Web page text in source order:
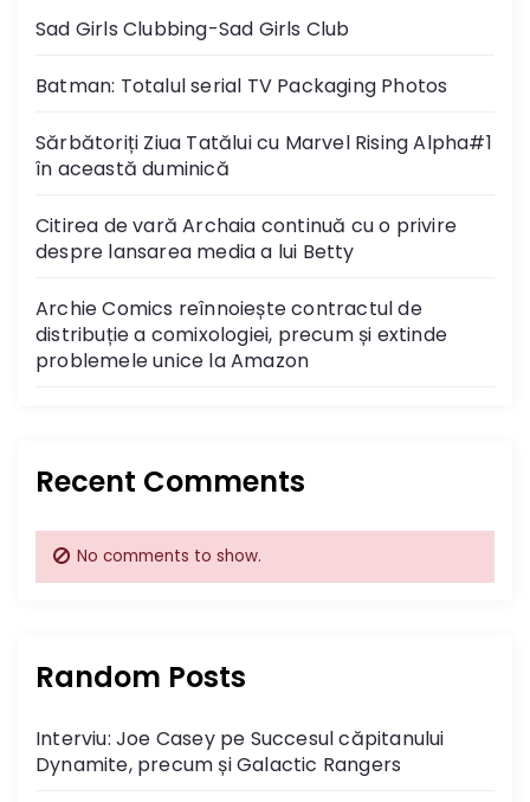
Sad Girls Clubbing-Sad Girls Club
Batman: Totalul serial TV Packaging Photos
Sărbătoriți Ziua Tatălui cu Marvel Rising Alpha#1
în această duminică
Citirea de vară Archaia continuă cu o privire
despre lansarea media a lui Betty
Archie Comics reînnoiește contractul de
distribuție a comixologiei, precum și extinde
problemele unice la Amazon
Recent Comments
No comments to show.
Random Posts
Interviu: Joe Casey pe Succesul căpitanului
Dynamite, precum și Galactic Rangers